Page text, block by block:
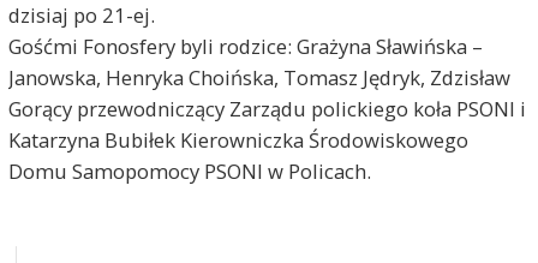
dzisiaj po 21-ej.
Gośćmi Fonosfery byli rodzice: Grażyna Sławińska –
Janowska, Henryka Choińska, Tomasz Jędryk, Zdzisław
Gorący przewodniczący Zarządu polickiego koła PSONI i
Katarzyna Bubiłek Kierowniczka Środowiskowego
Domu Samopomocy PSONI w Policach.